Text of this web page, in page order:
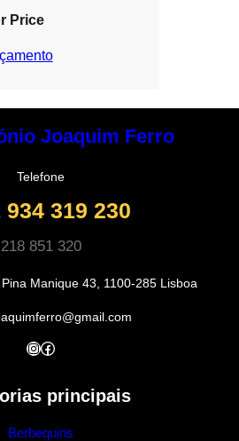
Price
Joaquim Ferro
Telefone
934 319 230
218 851 320
Manique 43, 1100-285 Lisboa
InstagramFacebook
principais
Berbequins